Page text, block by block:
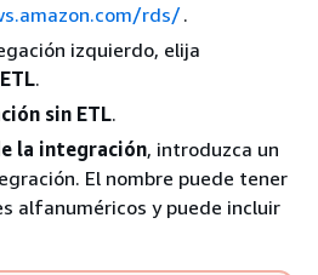
rds/.
izquierdo, elija
.
sin ETL.
la integración, introduzca un
El nombre puede tener
alfanuméricos y puede incluir